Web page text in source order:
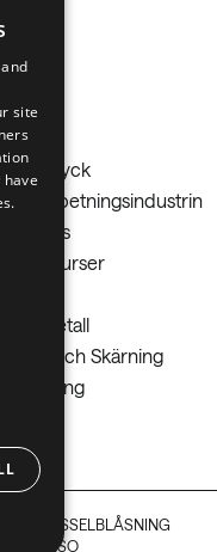
och dryck
och gas
och Metall
och Skärning
SANSO
VISSELBLÅSNING
site